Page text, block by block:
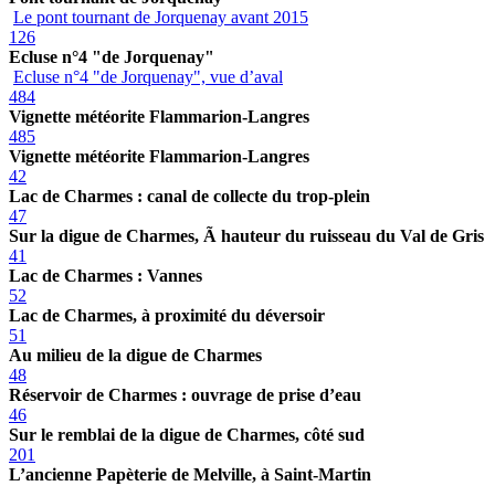
Le pont tournant de Jorquenay avant 2015
126
Ecluse n°4 "de Jorquenay"
Ecluse n°4 "de Jorquenay", vue d’aval
484
Vignette météorite Flammarion-Langres
485
Vignette météorite Flammarion-Langres
42
Lac de Charmes : canal de collecte du trop-plein
47
Sur la digue de Charmes, Ã hauteur du ruisseau du Val de Gris
41
Lac de Charmes : Vannes
52
Lac de Charmes, à proximité du déversoir
51
Au milieu de la digue de Charmes
48
Réservoir de Charmes : ouvrage de prise d’eau
46
Sur le remblai de la digue de Charmes, côté sud
201
L’ancienne Papèterie de Melville, à Saint-Martin